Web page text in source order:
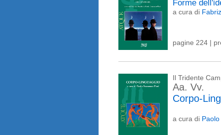
Forme
a cura di
pagine 224 |
Il Tridente
Aa. Vv.
Corpo-
a cura di